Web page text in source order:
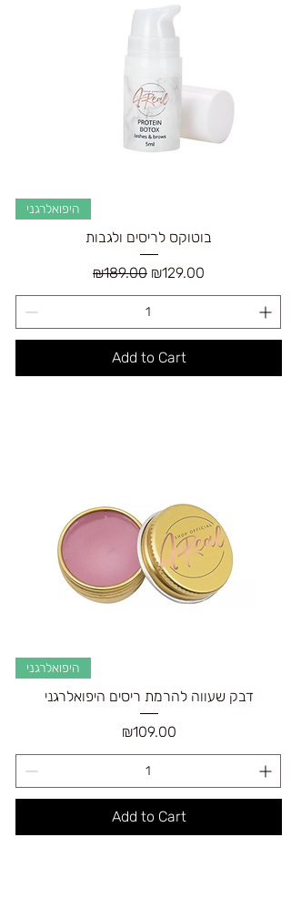
היפואלרגני
בוטוקס לריסים ולגבות
Regular Price
₪189.00 Sale Price
₪129.00
Add to Cart
היפואלרגני
דבק שעווה להרמת ריסים היפואלרגני
Price
₪109.00
Add to Cart